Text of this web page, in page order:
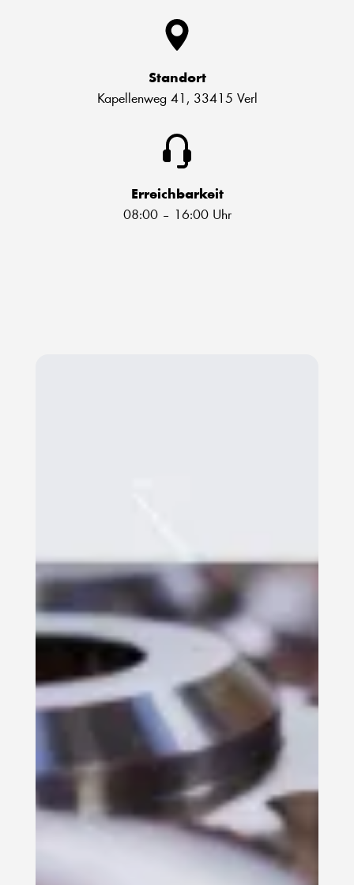
Standort
Kapellenweg 41, 33415 Verl
Erreichbarkeit
08:00 – 16:00 Uhr